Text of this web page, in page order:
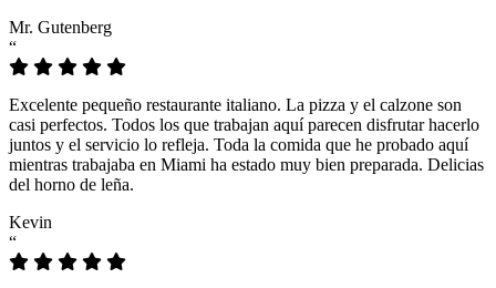
Mr. Gutenberg
“
Excelente pequeño restaurante italiano. La pizza y el calzone son
casi perfectos. Todos los que trabajan aquí parecen disfrutar hacerlo
juntos y el servicio lo refleja. Toda la comida que he probado aquí
mientras trabajaba en Miami ha estado muy bien preparada. Delicias
del horno de leña.
Kevin
“